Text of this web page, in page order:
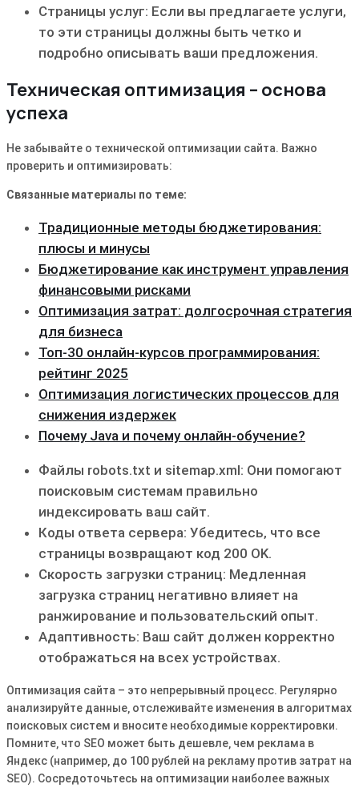
Страницы услуг: Если вы предлагаете услуги‚
то эти страницы должны быть четко и
подробно описывать ваши предложения.
Техническая оптимизация – основа
успеха
Не забывайте о технической оптимизации сайта. Важно
проверить и оптимизировать:
Связанные материалы по теме:
Традиционные методы бюджетирования:
плюсы и минусы
Бюджетирование как инструмент управления
финансовыми рисками
Оптимизация затрат: долгосрочная стратегия
для бизнеса
Топ-30 онлайн-курсов программирования:
рейтинг 2025
Оптимизация логистических процессов для
снижения издержек
Почему Java и почему онлайн-обучение?
Файлы robots.txt и sitemap.xml: Они помогают
поисковым системам правильно
индексировать ваш сайт.
Коды ответа сервера: Убедитесь‚ что все
страницы возвращают код 200 OK.
Скорость загрузки страниц: Медленная
загрузка страниц негативно влияет на
ранжирование и пользовательский опыт.
Адаптивность: Ваш сайт должен корректно
отображаться на всех устройствах.
Оптимизация сайта – это непрерывный процесс. Регулярно
анализируйте данные‚ отслеживайте изменения в алгоритмах
поисковых систем и вносите необходимые корректировки.
Помните‚ что SEO может быть дешевле‚ чем реклама в
Яндекс (например‚ до 100 рублей на рекламу против затрат на
SEO). Сосредоточьтесь на оптимизации наиболее важных